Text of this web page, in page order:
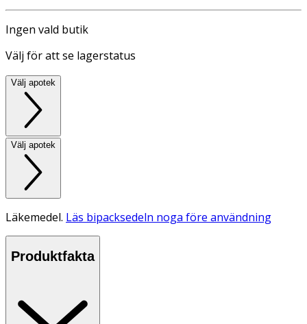
Ingen vald butik
Välj för att se lagerstatus
Välj apotek
Välj apotek
Läkemedel. Läs bipacksedeln noga före användning
Produktfakta